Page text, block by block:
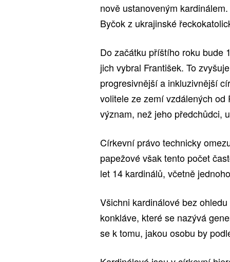
nově ustanoveným
Byčok z ukrajinské
Do začátku příštího roku bude
jich vybral František. To
progresivnější a inkluzivnější
volitele ze zemí vzdálených
význam, než jeho předchůdci,
Církevní právo technicky
papežové však tento počet
let 14 kardinálů, včetně
Všichni kardinálové bez
konkláve, které se nazývá
se k tomu, jakou osobu by